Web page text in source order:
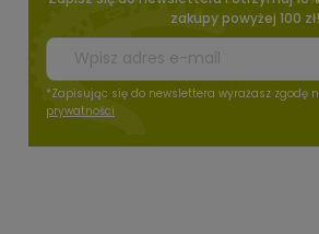
zakupy powyżej 100 zł!
*Zapisując się do newslettera wyrażasz zgodę
prywatności